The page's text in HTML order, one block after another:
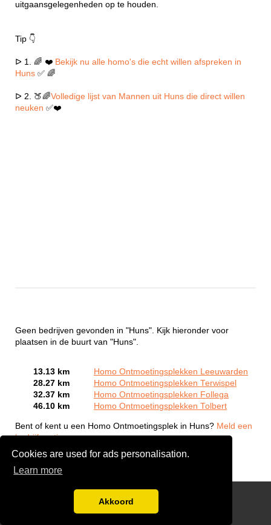
Cookies are used for ads personalisation.
Learn more
Akkoord
uitgaansgelegenheden op te houden.
Tip 👇
ᐅ 1. 🌈 ❤️ Bekijk nu alle homo's die echt willen afspreken in
Huns ✅ 🌈
ᐅ 2. 🍑🌈Volledige lijst van Mannen uit Huns die direct willen
neuken ✅❤️
Geen bedrijven gevonden in "Huns". Kijk hieronder voor
plaatsen in de buurt van "Huns".
13.13 km
Homo Ontmoetingsplekken Leeuwarden
28.27 km
Homo Ontmoetingsplekken Terwispel
32.37 km
Homo Ontmoetingsplekken Follega
46.10 km
Homo Ontmoetingsplekken Tolbert
Bent of kent u een Homo Ontmoetingsplek in Huns? Meld een
bedrijf gratis aan